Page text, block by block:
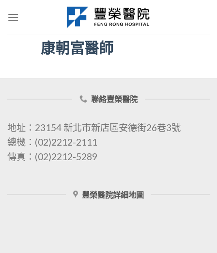
康朝富醫師
聯絡豐榮醫院
地址：23154 新北市新店區安德街26巷3號
總機：(02)2212-2111
傳真：(02)2212-5289
豐榮醫院詳細地圖